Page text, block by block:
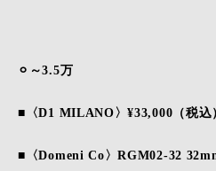
⚪︎～3.5万
■〈D1 MILANO〉¥33,000（税込
■〈Domeni Co〉RGM02-32